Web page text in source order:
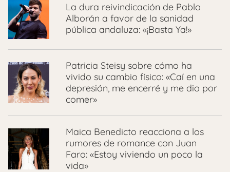
La dura reivindicación de Pablo
Alborán a favor de la sanidad
pública andaluza: «¡Basta Ya!»
Patricia Steisy sobre cómo ha
vivido su cambio físico: «Caí en una
depresión, me encerré y me dio por
comer»
Maica Benedicto reacciona a los
rumores de romance con Juan
Faro: «Estoy viviendo un poco la
vida»